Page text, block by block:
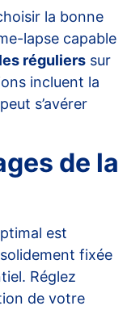
la bonne
lapse capable
réguliers sur
incluent la
s’avérer
de la
est
fixée
Réglez
de votre